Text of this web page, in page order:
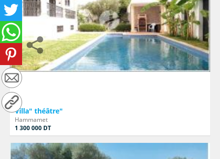
Villa" théâtre"
Hammamet
1 300 000 DT